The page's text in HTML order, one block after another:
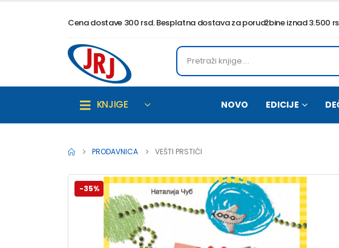
Cena dostave 300 rsd. Besplatna dostava za porudžbine iznad 3.500
KNJIGE NOVO EDICIJE
PRODAVNICA VEŠTI PRSTIĆI
-35%